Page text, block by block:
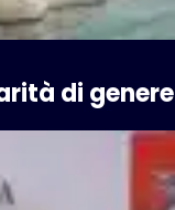
di genere